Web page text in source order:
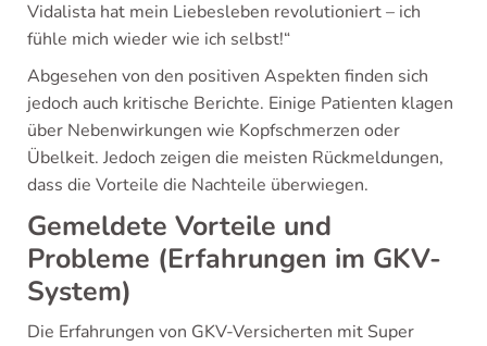
Vidalista hat mein Liebesleben revolutioniert – ich
fühle mich wieder wie ich selbst!“
Abgesehen von den positiven Aspekten finden sich
jedoch auch kritische Berichte. Einige Patienten klagen
über Nebenwirkungen wie Kopfschmerzen oder
Übelkeit. Jedoch zeigen die meisten Rückmeldungen,
dass die Vorteile die Nachteile überwiegen.
Gemeldete Vorteile und
Probleme (Erfahrungen im GKV-
System)
Die Erfahrungen von GKV-Versicherten mit Super